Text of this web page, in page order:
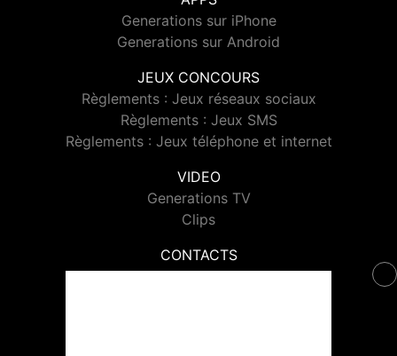
Generations sur iPhone
Generations sur Android
JEUX CONCOURS
Règlements : Jeux réseaux sociaux
Règlements : Jeux SMS
Règlements : Jeux téléphone et internet
VIDEO
Generations TV
Clips
CONTACTS
Contacter Generations